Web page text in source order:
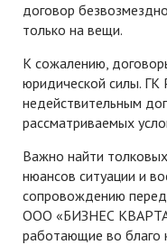
договор
только на вещи.
К сожалению,
юридической силы. ГК
недействительным
рассматриваемых
Важно найти
нюансов ситуации и
сопровождению
ООО «БИЗНЕС
работающие во благо